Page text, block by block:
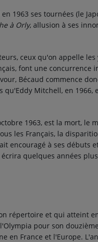
1963 ses tournées (le
à Orly, allusion à ses
ceux qu'on appelle les
font une concurrence
Bécaud commence
qu'Eddy Mitchell, en 1966,
1963, est la mort, le
les Français, la
encouragé à ses débuts
quelques années
répertoire et qui atteint
pour son
en France et l'Europe.